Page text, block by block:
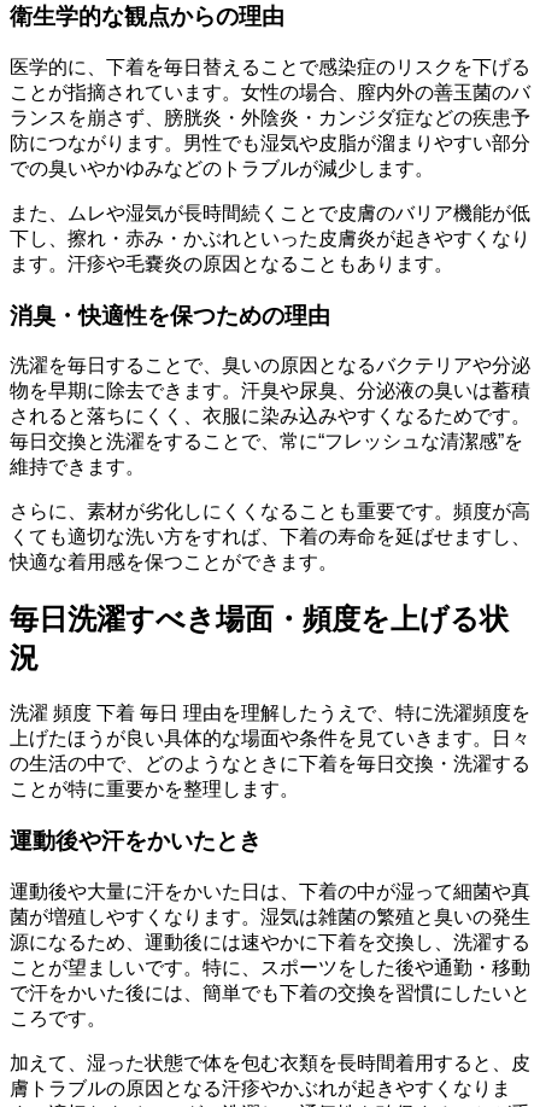
衛生学的な観点からの理由
医学的に、下着を毎日替えることで感染症のリスクを下げる
ことが指摘されています。女性の場合、膣内外の善玉菌のバ
ランスを崩さず、膀胱炎・外陰炎・カンジダ症などの疾患予
防につながります。男性でも湿気や皮脂が溜まりやすい部分
での臭いやかゆみなどのトラブルが減少します。
また、ムレや湿気が長時間続くことで皮膚のバリア機能が低
下し、擦れ・赤み・かぶれといった皮膚炎が起きやすくなり
ます。汗疹や毛嚢炎の原因となることもあります。
消臭・快適性を保つための理由
洗濯を毎日することで、臭いの原因となるバクテリアや分泌
物を早期に除去できます。汗臭や尿臭、分泌液の臭いは蓄積
されると落ちにくく、衣服に染み込みやすくなるためです。
毎日交換と洗濯をすることで、常に“フレッシュな清潔感”を
維持できます。
さらに、素材が劣化しにくくなることも重要です。頻度が高
くても適切な洗い方をすれば、下着の寿命を延ばせますし、
快適な着用感を保つことができます。
毎日洗濯すべき場面・頻度を上げる状
況
洗濯 頻度 下着 毎日 理由を理解したうえで、特に洗濯頻度を
上げたほうが良い具体的な場面や条件を見ていきます。日々
の生活の中で、どのようなときに下着を毎日交換・洗濯する
ことが特に重要かを整理します。
運動後や汗をかいたとき
運動後や大量に汗をかいた日は、下着の中が湿って細菌や真
菌が増殖しやすくなります。湿気は雑菌の繁殖と臭いの発生
源になるため、運動後には速やかに下着を交換し、洗濯する
ことが望ましいです。特に、スポーツをした後や通勤・移動
で汗をかいた後には、簡単でも下着の交換を習慣にしたいと
ころです。
加えて、湿った状態で体を包む衣類を長時間着用すると、皮
膚トラブルの原因となる汗疹やかぶれが起きやすくなりま